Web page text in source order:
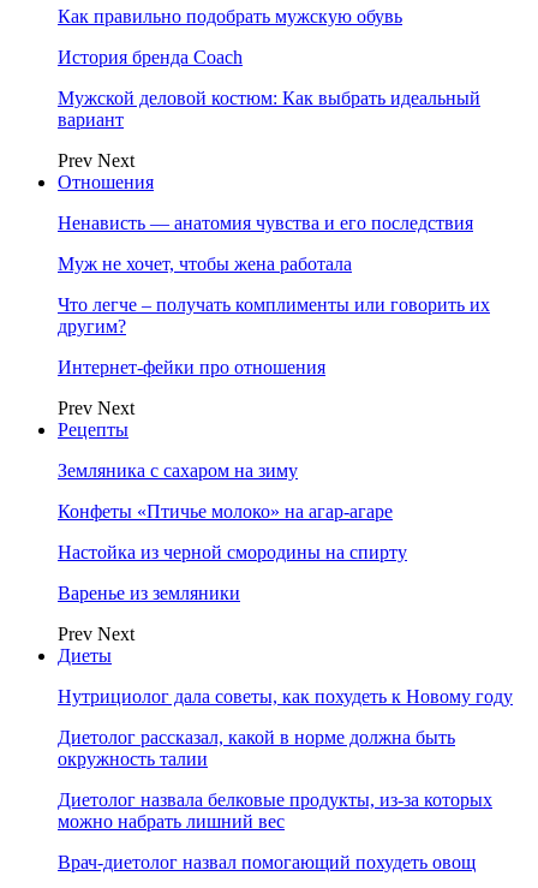
Как правильно подобрать мужскую обувь
История бренда Coach
Мужской деловой костюм: Как выбрать идеальный
вариант
Prev Next
Отношения
Ненависть — анатомия чувства и его последствия
Муж не хочет, чтобы жена работала
Что легче – получать комплименты или говорить их
другим?
Интернет-фейки про отношения
Prev Next
Рецепты
Земляника с сахаром на зиму
Конфеты «Птичье молоко» на агар-агаре
Настойка из черной смородины на спирту
Варенье из земляники
Prev Next
Диеты
Нутрициолог дала советы, как похудеть к Новому году
Диетолог рассказал, какой в норме должна быть
окружность талии
Диетолог назвала белковые продукты, из-за которых
можно набрать лишний вес
Врач-диетолог назвал помогающий похудеть овощ